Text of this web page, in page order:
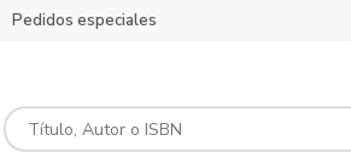
Pedidos especiales